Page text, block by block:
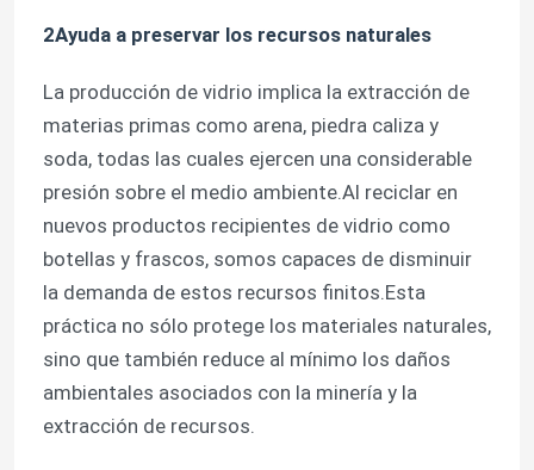
Artículos de vidrio para el hogar
2Ayuda a preservar los recursos naturales
La producción de vidrio implica la extracción de
materias primas como arena, piedra caliza y
soda, todas las cuales ejercen una considerable
presión sobre el medio ambiente.Al reciclar en
nuevos productos recipientes de vidrio como
botellas y frascos, somos capaces de disminuir
la demanda de estos recursos finitos.Esta
práctica no sólo protege los materiales naturales,
sino que también reduce al mínimo los daños
ambientales asociados con la minería y la
extracción de recursos.